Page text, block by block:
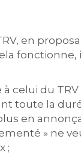
en
celui du
toute la
en
» ne
;